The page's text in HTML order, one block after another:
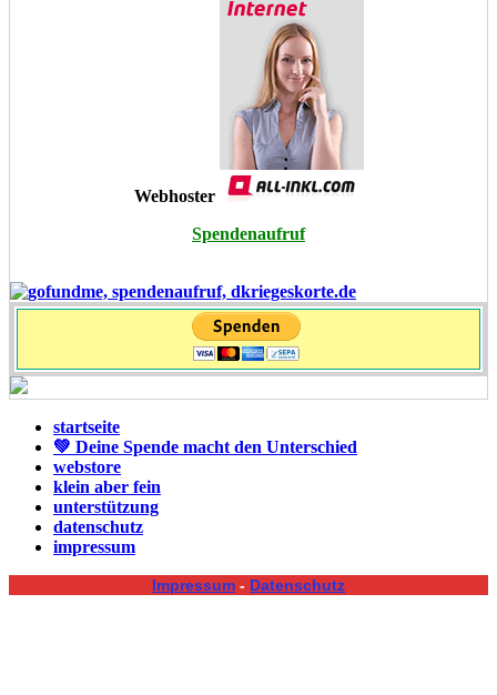
Webhoster
Spendenaufruf
startseite
💚 Deine Spende macht den Unterschied
webstore
klein aber fein
unterstützung
datenschutz
impressum
Impressum - Datenschutz